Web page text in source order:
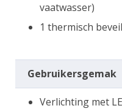
vaatwasser)
1 thermisch
Gebruikersgemak
Verlichting met